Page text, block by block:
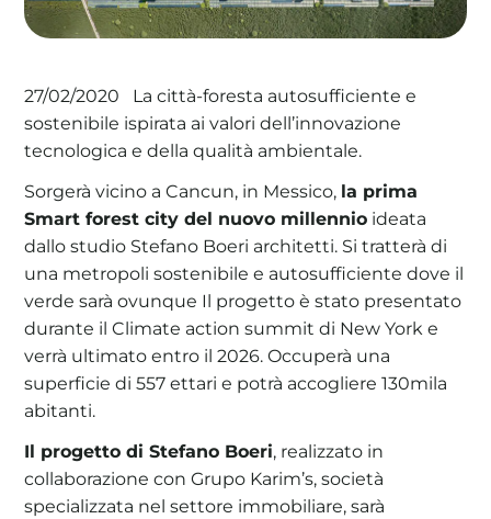
Area Soci| Aderisci a WeForGreen
27/02/2020
La città-foresta autosufficiente e
sostenibile ispirata ai valori dell’innovazione
tecnologica e della qualità ambientale.
Sorgerà vicino a Cancun, in Messico, la prima
Smart forest city del nuovo millennio ideata
dallo studio Stefano Boeri architetti. Si tratterà di
una metropoli sostenibile e autosufficiente dove il
verde sarà ovunque Il progetto è stato presentato
durante il Climate action summit di New York e
verrà ultimato entro il 2026. Occuperà una
superficie di 557 ettari e potrà accogliere 130mila
abitanti.
Il progetto di Stefano Boeri, realizzato in
collaborazione con Grupo Karim’s, società
specializzata nel settore immobiliare, sarà